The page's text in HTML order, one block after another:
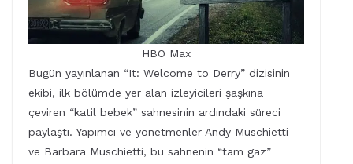
HBO Max
Bugün yayınlanan “It: Welcome to Derry” dizisinin
ekibi, ilk bölümde yer alan izleyicileri şaşkına
çeviren “katil bebek” sahnesinin ardındaki süreci
paylaştı. Yapımcı ve yönetmenler Andy Muschietti
ve Barbara Muschietti, bu sahnenin “tam gaz”